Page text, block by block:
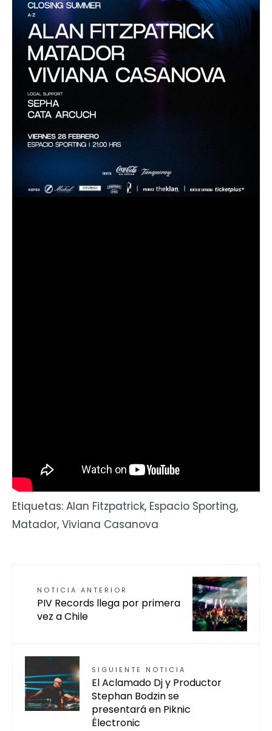
Etiquetas: Alan Fitzpatrick, Espacio Sporting,
Matador, Viviana Casanova
NOTICIA ANTERIOR
PIV Records llega por primera
vez a Chile
SIGUIENTE NOTICIA
El Aclamado Dj y Productor
Stephan Bodzin se
presentará en Piknic
Électronic